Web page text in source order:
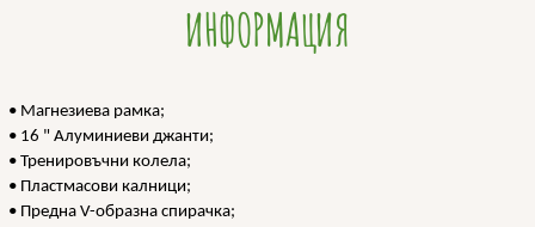
ИНФОРМАЦИЯ
• Магнезиева рамка;
• 16 " Алуминиеви джанти;
• Тренировъчни колела;
• Пластмасови калници;
• Предна V-образна спирачка;